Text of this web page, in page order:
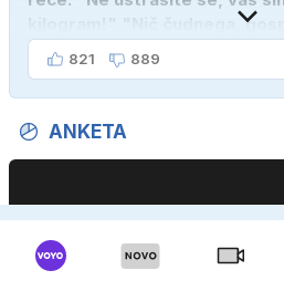
kilogram!" "Nič čudnega,
ženo poznava šele tri
821 889
ANKETA